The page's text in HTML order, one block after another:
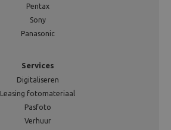
Pentax
Sony
Panasonic
Services
Digitaliseren
Leasing fotomateriaal
Pasfoto
Verhuur